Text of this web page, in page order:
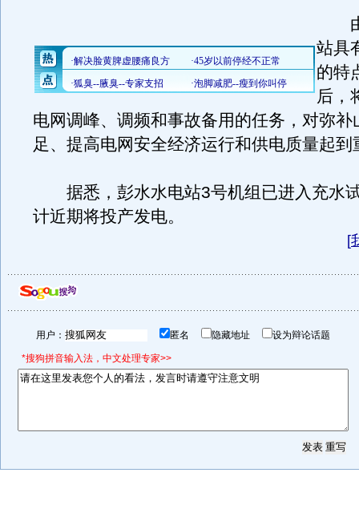
由
站具
的特
后，
电网调峰、调频和事故备用的任务，对弥补
足、提高电网安全经济运行和供电质量起到
据悉，彭水水电站3号机组已进入充水
计近期将投产发电。
[
用户： 匿名 隐藏地址 设为辩论话题
*搜狗拼音输入法，中文处理专家>>